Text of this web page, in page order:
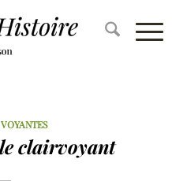
clairvoyant